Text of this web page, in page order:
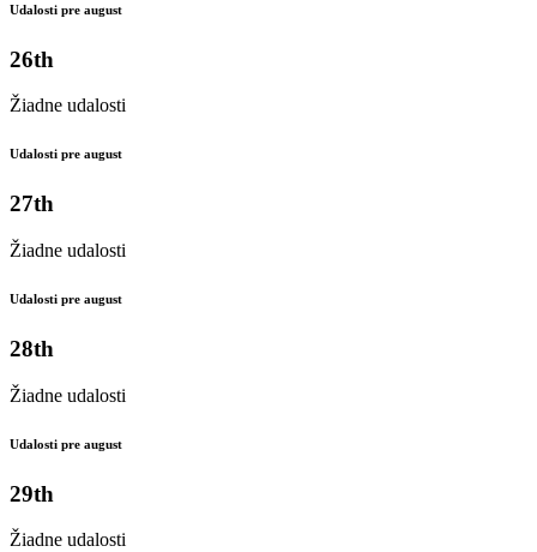
Udalosti pre august
26th
Žiadne udalosti
Udalosti pre august
27th
Žiadne udalosti
Udalosti pre august
28th
Žiadne udalosti
Udalosti pre august
29th
Žiadne udalosti